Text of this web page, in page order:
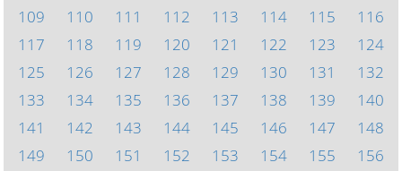
109
110 111 112 113 114 115
116
117
118 119 120 121 122 123
124
125
126 127 128 129 130 131
132
133
134 135 136 137 138 139
140
141
142 143 144 145 146 147
148
149
150 151 152 153 154 155
156